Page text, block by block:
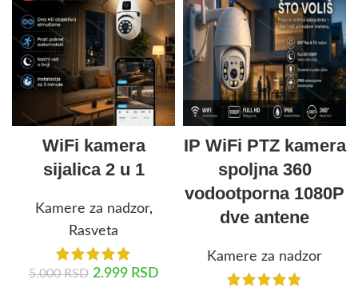
WiFi kamera
sijalica 2 u 1
Kamere za nadzor,
Rasveta
5.000RSD 2.999 RSD
IP WiFi PTZ kamera
spoljna 360
vodootporna 1080P
dve antene
Kamere za nadzor